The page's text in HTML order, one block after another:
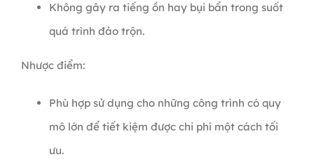
Không gây ra tiếng ồn hay bụi bẩn trong suốt
quá trình đảo trộn.
Nhược điểm:
Phù hợp sử dụng cho những công trình có quy
mô lớn để tiết kiệm được chi phí một cách tối
ưu.